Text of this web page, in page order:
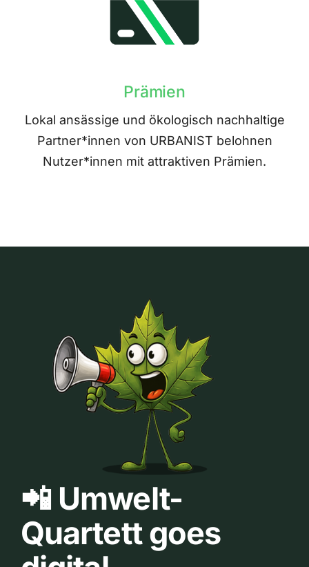
Prämien
Lokal ansässige und ökologisch nachhaltige
Partner*innen von URBANIST belohnen
Nutzer*innen mit attraktiven Prämien.
📲 Umwelt-
Quartett goes